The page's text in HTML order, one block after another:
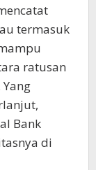
termasuk
ratusan
Bank
di